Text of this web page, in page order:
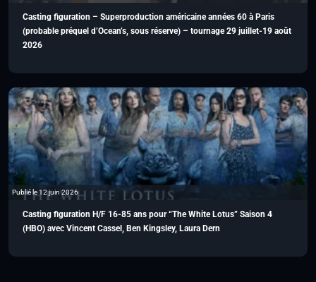
Casting figuration – Superproduction américaine années 60 à Paris
(probable préquel d’Ocean’s, sous réserve) – tournage 29 juillet-19 août
2026
Publié le 12 juin 2026
Casting figuration H/F 16-85 ans pour “The White Lotus” Saison 4
(HBO) avec Vincent Cassel, Ben Kingsley, Laura Dern